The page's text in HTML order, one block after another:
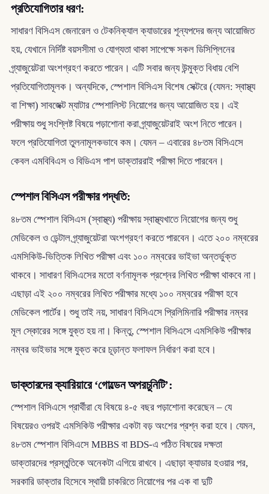
প্রতিযোগিতার ধরণ:
সাধারণ বিসিএস জেনারেল ও টেকনিক্যাল ক্যাডারের শূন্যপদের জন্য আয়োজিত
হয়, যেখানে নির্দিষ্ট বয়সসীমা ও যোগ্যতা থাকা সাপেক্ষে সকল ডিসিপ্লিনের
গ্র্যাজুয়েটরা অংশগ্রহণ করতে পারেন। এটি সবার জন্য উন্মুক্ত বিধায় বেশি
প্রতিযোগিতামূলক। অন্যদিকে, স্পেশাল বিসিএস বিশেষ সেক্টরে (যেমন: স্বাস্থ্য
বা শিক্ষা) সাবজেক্ট ম্যাটার স্পেশালিস্ট নিয়োগের জন্য আয়োজিত হয়। এই
পরীক্ষায় শুধু সংশ্লিষ্ট বিষয়ে পড়াশোনা করা গ্র্যাজুয়েটরাই অংশ নিতে পারেন।
ফলে প্রতিযোগিতা তুলনামূলকভাবে কম। যেমন – এবারের ৪৮তম বিসিএসে
কেবল এমবিবিএস ও বিডিএস পাশ ডাক্তাররাই পরীক্ষা দিতে পারবেন।
স্পেশাল বিসিএস পরীক্ষার পদ্ধতি:
৪৮তম স্পেশাল বিসিএস (স্বাস্থ্য) পরীক্ষায় স্বাস্থ্যখাতে নিয়োগের জন্য শুধু
মেডিকেল ও ডেন্টাল গ্র্যাজুয়েটরা অংশগ্রহণ করতে পারবেন। এতে ২০০ নম্বরের
এমসিকিউ-ভিত্তিক লিখিত পরীক্ষা এবং ১০০ নম্বরের ভাইভা অন্তর্ভুক্ত
থাকবে। সাধারণ বিসিএসের মতো বর্ণনামূলক প্রশ্নের লিখিত পরীক্ষা থাকবে না।
এছাড়া এই ২০০ নম্বরের লিখিত পরীক্ষার মধ্যে ১০০ নম্বরের পরীক্ষা হবে
মেডিকেল পার্টের। শুধু তাই নয়, সাধারণ বিসিএসে প্রিলিমিনারি পরীক্ষার নম্বর
মূল স্কোরের সঙ্গে যুক্ত হয় না। কিন্তু, স্পেশাল বিসিএসে এমসিকিউ পরীক্ষার
নম্বর ভাইভার সঙ্গে যুক্ত করে চূড়ান্ত ফলাফল নির্ধারণ করা হবে।
ডাক্তারদের ক্যারিয়ারে ‘গোল্ডেন অপরচুনিটি’:
স্পেশাল বিসিএসে প্রার্থীরা যে বিষয়ে ৪-৫ বছর পড়াশোনা করেছেন – যে
বিষয়েরও ওপরই এমসিকিউ পরীক্ষার একটা বড় অংশের প্রশ্ন করা হবে। যেমন,
৪৮তম স্পেশাল বিসিএসে MBBS বা BDS-এ পঠিত বিষয়ের দক্ষতা
ডাক্তারদের প্রস্তুতিকে অনেকটা এগিয়ে রাখবে। এছাড়া ক্যাডার হওয়ার পর,
সরকারি ডাক্তার হিসেবে স্থায়ী চাকরিতে নিয়োগের পর এক বা দুটি